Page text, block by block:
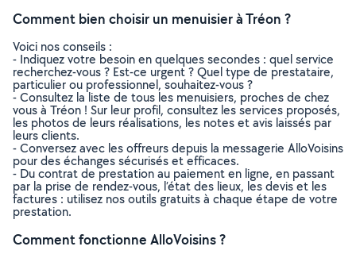
Comment bien choisir un menuisier à Tréon ?
Voici nos conseils :
- Indiquez votre besoin en quelques secondes : quel service
recherchez-vous ? Est-ce urgent ? Quel type de prestataire,
particulier ou professionnel, souhaitez-vous ?
- Consultez la liste de tous les menuisiers, proches de chez
vous à Tréon ! Sur leur profil, consultez les services proposés,
les photos de leurs réalisations, les notes et avis laissés par
leurs clients.
- Conversez avec les offreurs depuis la messagerie AlloVoisins
pour des échanges sécurisés et efficaces.
- Du contrat de prestation au paiement en ligne, en passant
par la prise de rendez-vous, l’état des lieux, les devis et les
factures : utilisez nos outils gratuits à chaque étape de votre
prestation.
Comment fonctionne AlloVoisins ?